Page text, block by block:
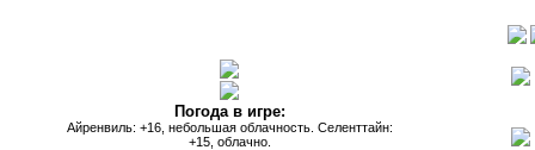
Погода в игре:
Айренвиль: +16, небольшая облачность. Селенттайн:
+15, облачно.